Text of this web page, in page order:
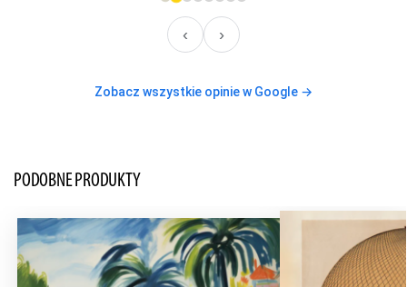
‹ ›
Zobacz wszystkie opinie w Google →
PODOBNE PRODUKTY